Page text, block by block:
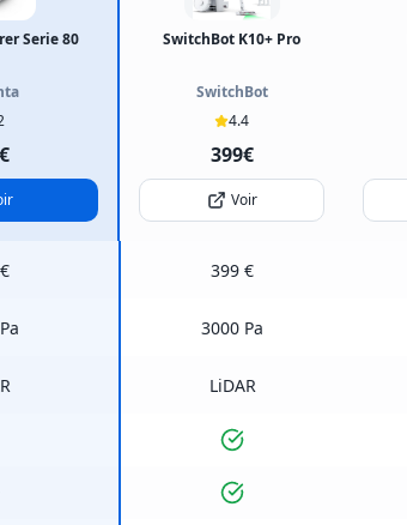
Serie 80 SwitchBot K10+ Pro
SwitchBot
4.4
399€
Voir
399 €
3000 Pa
LiDAR